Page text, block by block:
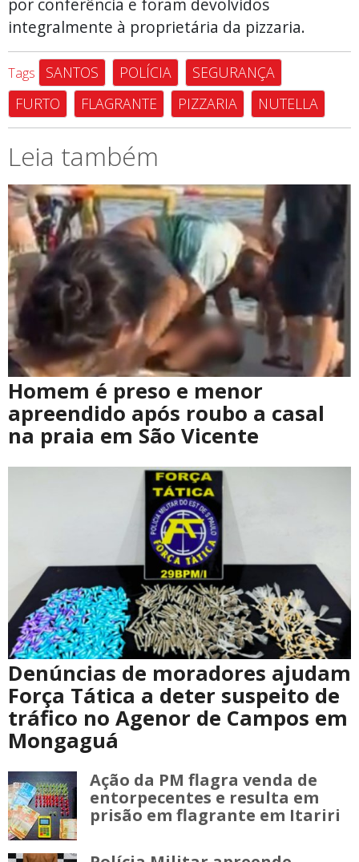
por conferência e foram devolvidos
integralmente à proprietária da pizzaria.
Tags SANTOS POLÍCIA
SEGURANÇA
FURTO
FLAGRANTE PIZZARIA NUTELLA
Leia também
Homem é preso e menor
apreendido após roubo a casal
na praia em São Vicente
Denúncias de moradores ajudam
Força Tática a deter suspeito de
tráfico no Agenor de Campos em
Mongaguá
Ação da PM flagra venda de
entorpecentes e resulta em
prisão em flagrante em Itariri